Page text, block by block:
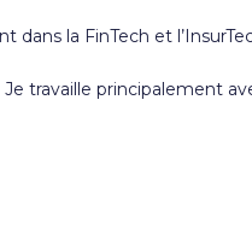
dans la FinTech et
travaille principalement